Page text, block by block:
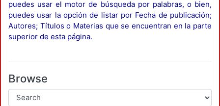
puedes usar el motor de búsqueda por palabras, o bien,
puedes usar la opción de listar por Fecha de publicación;
Autores; Títulos o Materias que se encuentran en la parte
superior de esta página.
Browse